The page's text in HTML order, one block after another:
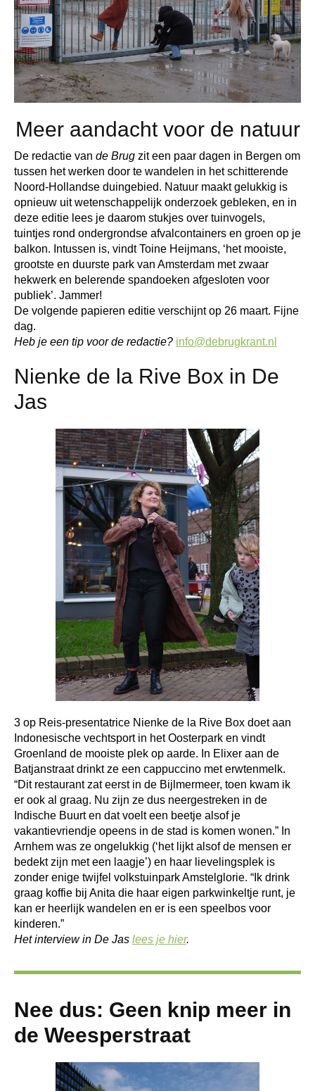
Meer aandacht voor de natuur
De redactie van de Brug zit een paar dagen in Bergen om
tussen het werken door te wandelen in het schitterende
Noord-Hollandse duingebied. Natuur maakt gelukkig is
opnieuw uit wetenschappelijk onderzoek gebleken, en in
deze editie lees je daarom stukjes over tuinvogels,
tuintjes rond ondergrondse afvalcontainers en groen op je
balkon. Intussen is, vindt Toine Heijmans, ‘het mooiste,
grootste en duurste park van Amsterdam met zwaar
hekwerk en belerende spandoeken afgesloten voor
publiek’. Jammer!
De volgende papieren editie verschijnt op 26 maart. Fijne
dag.
Heb je een tip voor de redactie? info@debrugkrant.nl
Nienke de la Rive Box in De
Jas
3 op Reis-presentatrice Nienke de la Rive Box doet aan
Indonesische vechtsport in het Oosterpark en vindt
Groenland de mooiste plek op aarde. In Elixer aan de
Batjanstraat drinkt ze een cappuccino met erwtenmelk.
“Dit restaurant zat eerst in de Bijlmermeer, toen kwam ik
er ook al graag. Nu zijn ze dus neergestreken in de
Indische Buurt en dat voelt een beetje alsof je
vakantievriendje opeens in de stad is komen wonen.” In
Arnhem was ze ongelukkig (‘het lijkt alsof de mensen er
bedekt zijn met een laagje’) en haar lievelingsplek is
zonder enige twijfel volkstuinpark Amstelglorie. “Ik drink
graag koffie bij Anita die haar eigen parkwinkeltje runt, je
kan er heerlijk wandelen en er is een speelbos voor
kinderen.”
Het interview in De Jas lees je hier.
Nee dus: Geen knip meer in
de Weesperstraat